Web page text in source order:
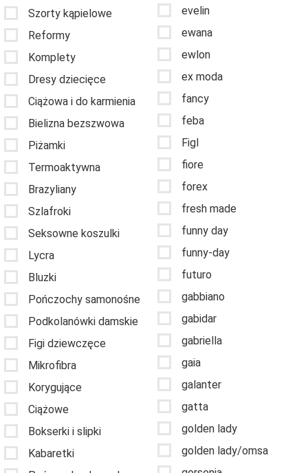
Szorty kąpielowe
Reformy
Komplety
Dresy dziecięce
Ciążowa i do karmienia
Bielizna bezszwowa
Piżamki
Termoaktywna
Brazyliany
Szlafroki
Seksowne koszulki
Lycra
Bluzki
Pończochy samonośne
Podkolanówki damskie
Figi dziewczęce
Mikrofibra
Korygujące
Ciążowe
Bokserki i slipki
Kabaretki
evelin
ewana
ewlon
ex moda
fancy
feba
Figl
fiore
forex
fresh made
funny day
funny-day
futuro
gabbiano
gabidar
gabriella
gaia
galanter
gatta
golden lady
golden lady/omsa